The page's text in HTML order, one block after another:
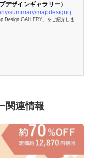
デザインギャラリー）
https://www.zenrin.co.jp/company/summary/mapdesigngallery/index.html
Design GALLERY」をご紹介しま
関連情報